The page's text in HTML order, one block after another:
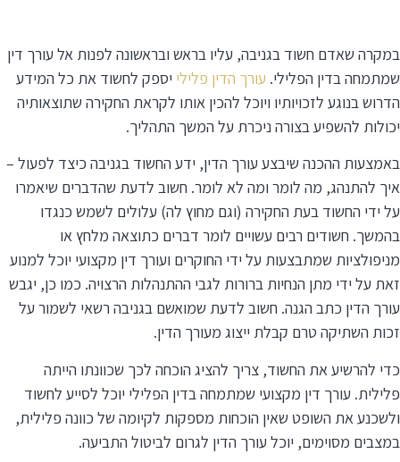
במקרה שאדם חשוד בגניבה, עליו בראש ובראשונה לפנות אל עורך דין
שמתמחה בדין הפלילי. עורך הדין פלילי יספק לחשוד את כל המידע
הדרוש בנוגע לזכויותיו ויוכל להכין אותו לקראת החקירה שתוצאותיה
יכולות להשפיע בצורה ניכרת על המשך התהליך.
באמצעות ההכנה שיבצע עורך הדין, ידע החשוד בגניבה כיצד לפעול –
איך להתנהג, מה לומר ומה לא לומר. חשוב לדעת שהדברים שיאמרו
על ידי החשוד בעת החקירה (וגם מחוץ לה) עלולים לשמש כנגדו
בהמשך. חשודים רבים עשויים לומר דברים כתוצאה מלחץ או
מניפולציות שמתבצעות על ידי החוקרים ועורך דין מקצועי יוכל למנוע
זאת על ידי מתן הנחיות ברורות לגבי ההתנהלות הרצויה. כמו כן, יגבש
עורך הדין כתב הגנה. חשוב לדעת שמואשם בגניבה רשאי לשמור על
זכות השתיקה טרם קבלת ייצוג מעורך הדין.
כדי להרשיע את החשוד, צריך להציג הוכחה לכך שכוונתו הייתה
פלילית. עורך דין מקצועי שמתמחה בדין הפלילי יוכל לסייע לחשוד
ולשכנע את השופט שאין הוכחות מספקות לקיומה של כוונה פלילית,
במצבים מסוימים, יוכל עורך הדין לגרום לביטול התביעה.